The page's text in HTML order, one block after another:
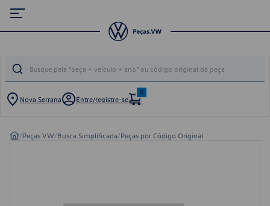
Nova Serrana Entre/registre-se
0
/Peças VW/Busca Simplificada/Peças por Código Original